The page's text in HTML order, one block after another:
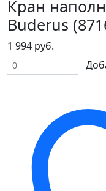
Кран
Buderus
1 994 руб.